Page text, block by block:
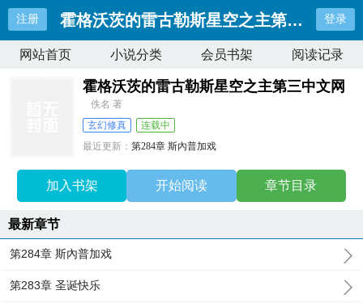
注册 霍格沃茨的雷古勒斯星空之主第三中文网
登录
网站首页 小说分类 会员书架 阅读记录
霍格沃茨的雷古勒斯星空之主第三中文网
佚名 著
玄幻修真
连载中
最近更新：第284章 斯內普加戏
加入书架 开始阅读 章节目录
最新章节
第284章 斯內普加戏
第283章 圣诞快乐